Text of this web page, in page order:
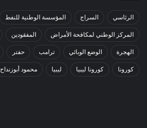
الرئاسي السراج المؤسسة الوطنية للنفط
المركز الوطني لمكافحة الأمراض المفقودين
الهجرة الوضع الوبائي ترامب حفتر
كورونا كورونا ليبيا ليبيا محمود أبوزنداح